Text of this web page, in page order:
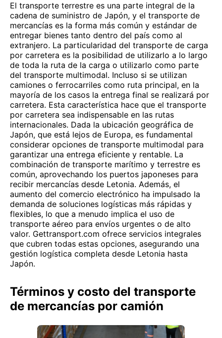
El transporte terrestre es una parte integral de la
cadena de suministro de Japón, y el transporte de
mercancías es la forma más común y estándar de
entregar bienes tanto dentro del país como al
extranjero. La particularidad del transporte de carga
por carretera es la posibilidad de utilizarlo a lo largo
de toda la ruta de la carga o utilizarlo como parte
del transporte multimodal. Incluso si se utilizan
camiones o ferrocarriles como ruta principal, en la
mayoría de los casos la entrega final se realizará por
carretera. Esta característica hace que el transporte
por carretera sea indispensable en las rutas
internacionales. Dada la ubicación geográfica de
Japón, que está lejos de Europa, es fundamental
considerar opciones de transporte multimodal para
garantizar una entrega eficiente y rentable. La
combinación de transporte marítimo y terrestre es
común, aprovechando los puertos japoneses para
recibir mercancías desde Letonia. Además, el
aumento del comercio electrónico ha impulsado la
demanda de soluciones logísticas más rápidas y
flexibles, lo que a menudo implica el uso de
transporte aéreo para envíos urgentes o de alto
valor. Gettransport.com ofrece servicios integrales
que cubren todas estas opciones, asegurando una
gestión logística completa desde Letonia hasta
Japón.
Términos y costo del transporte
de mercancías por camión